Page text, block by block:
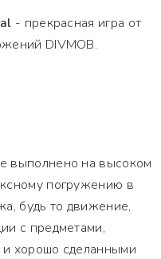
- прекрасная игра от
DIVMOB.
выполнено на высоком
погружению в
будь то движение,
с предметами,
и хорошо сделанными